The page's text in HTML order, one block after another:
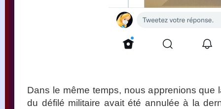
Dans le même temps, nous apprenions que
du défilé militaire avait été annulée à la